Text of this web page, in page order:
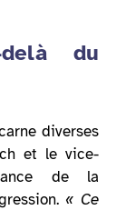
du
diverses
et le vice-
de la
« Ce